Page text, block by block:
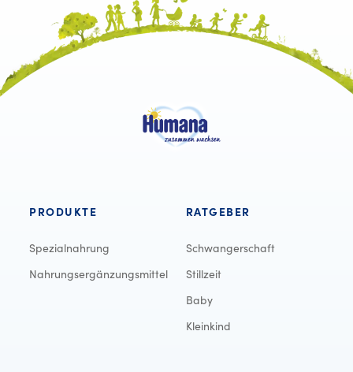
PRODUKTE
Spezialnahrung
Nahrungsergänzungsmittel
RATGEBER
Schwangerschaft
Stillzeit
Baby
Kleinkind